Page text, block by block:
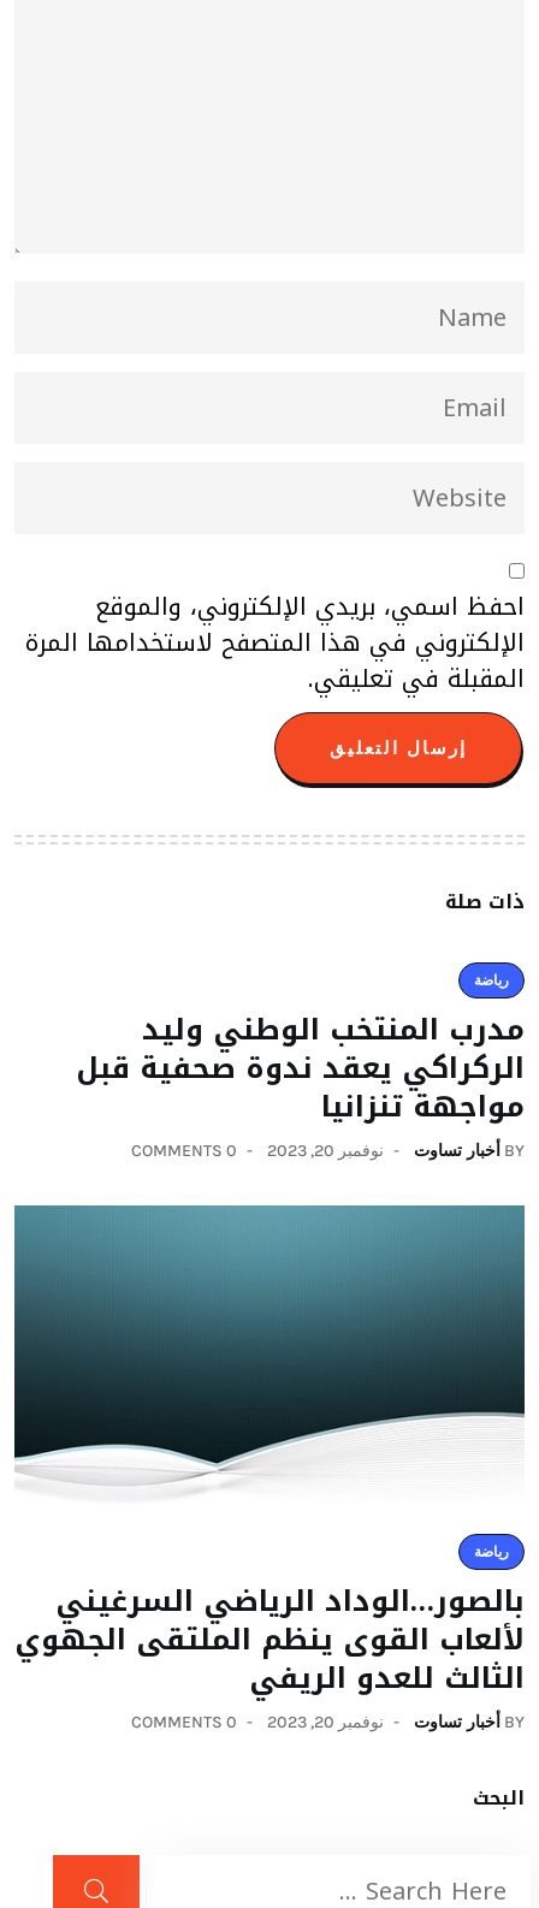
احفظ اسمي، بريدي الإلكتروني، والموقع
الإلكتروني في هذا المتصفح لاستخدامها المرة
المقبلة في تعليقي.
ذات صلة
رياضة
مدرب المنتخب الوطني وليد
الركراكي يعقد ندوة صحفية قبل
مواجهة تنزانيا
BY أخبار تساوت نوفمبر 20, 2023 0 COMMENTS
رياضة
بالصور…الوداد الرياضي السرغيني
لألعاب القوى ينظم الملتقى الجهوي
الثالث للعدو الريفي
BY أخبار تساوت نوفمبر 20, 2023 0 COMMENTS
البحث